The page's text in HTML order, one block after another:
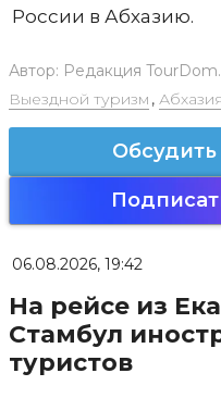
России в Абхазию.
Автор: Редакция
Выездной туризм , Абхазия
Обсудить
06.08.2026, 19:42
На рейсе из
Стамбул
туристов